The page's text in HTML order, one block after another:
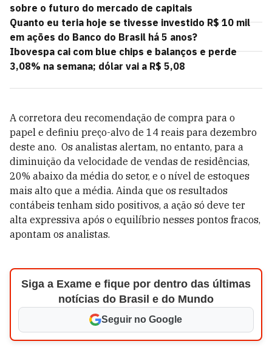
sobre o futuro do mercado de capitais
Quanto eu teria hoje se tivesse investido R$ 10 mil
em ações do Banco do Brasil há 5 anos?
Ibovespa cai com blue chips e balanços e perde
3,08% na semana; dólar vai a R$ 5,08
A corretora deu recomendação de compra para o
papel e definiu preço-alvo de 14 reais para dezembro
deste ano. Os analistas alertam, no entanto, para a
diminuição da velocidade de vendas de residências,
20% abaixo da média do setor, e o nível de estoques
mais alto que a média. Ainda que os resultados
contábeis tenham sido positivos, a ação só deve ter
alta expressiva após o equilíbrio nesses pontos fracos,
apontam os analistas.
Siga a Exame e fique por dentro das últimas
notícias do Brasil e do Mundo
Seguir no Google